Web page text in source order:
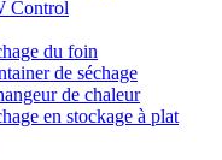
Control
du foin
de séchage
de chaleur
en stockage à plat